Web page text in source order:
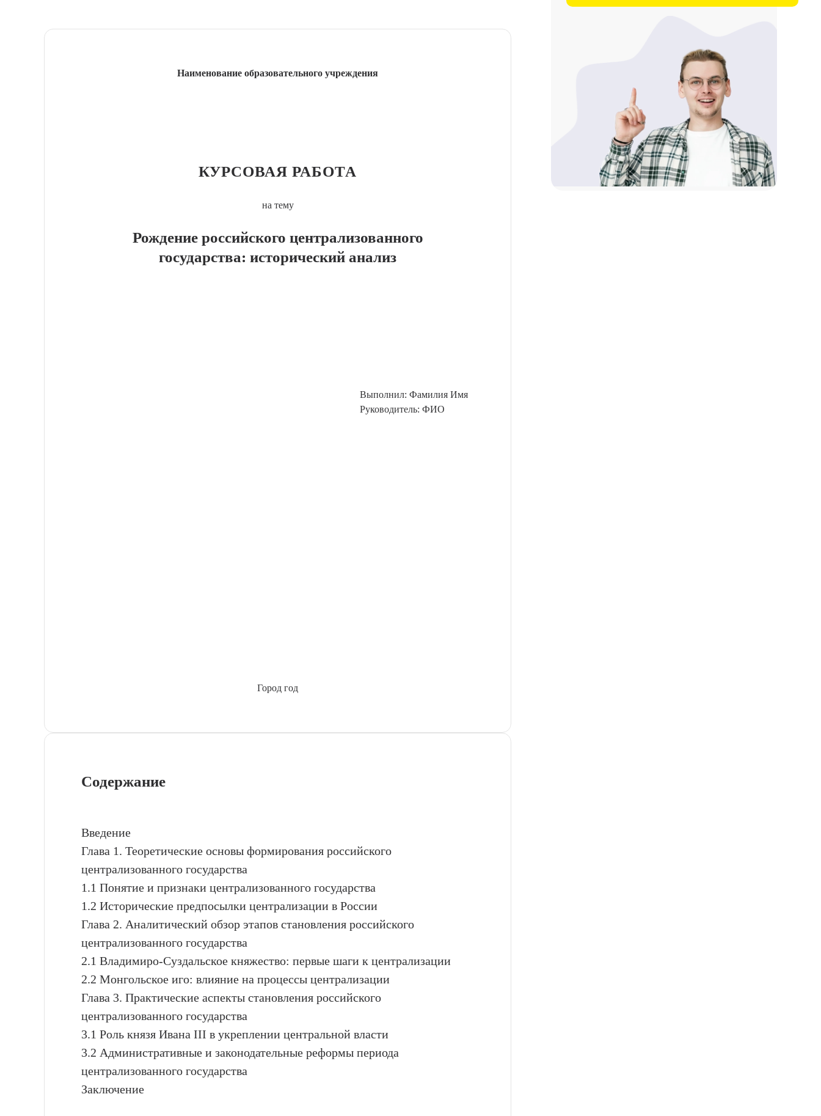
Наименование образовательного учреждения
КУРСОВАЯ РАБОТА
на тему
Рождение российского централизованного
государства: исторический анализ
Выполнил: Фамилия Имя
Руководитель: ФИО
Город год
Содержание
Введение
Глава 1. Теоретические основы формирования российского
централизованного государства
1.1 Понятие и признаки централизованного государства
1.2 Исторические предпосылки централизации в России
Глава 2. Аналитический обзор этапов становления российского
централизованного государства
2.1 Владимиро-Суздальское княжество: первые шаги к централизации
2.2 Монгольское иго: влияние на процессы централизации
Глава 3. Практические аспекты становления российского
централизованного государства
3.1 Роль князя Ивана III в укреплении центральной власти
3.2 Административные и законодательные реформы периода
централизованного государства
Заключение